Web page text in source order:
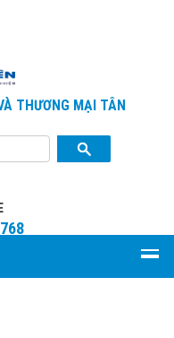
THƯƠNG MẠI TÂN